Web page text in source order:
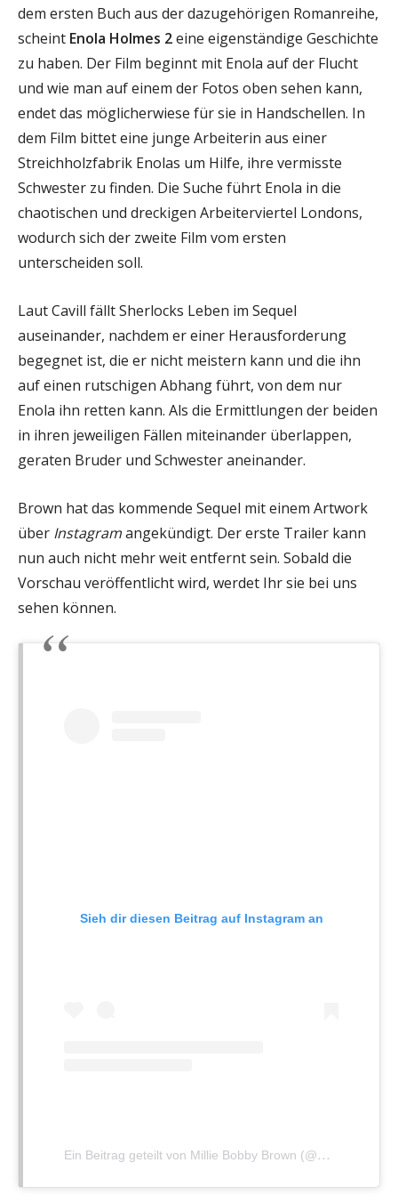
dem ersten Buch aus der dazugehörigen Romanreihe,
scheint Enola Holmes 2eine eigenständige Geschichte
zu haben. Der Film beginnt mit Enola auf der Flucht
und wie man auf einem der Fotos oben sehen kann,
endet das möglicherwiese für sie in Handschellen. In
dem Film bittet eine junge Arbeiterin aus einer
Streichholzfabrik Enolas um Hilfe, ihre vermisste
Schwester zu finden. Die Suche führt Enola in die
chaotischen und dreckigen Arbeiterviertel Londons,
wodurch sich der zweite Film vom ersten
unterscheiden soll.
Laut Cavill fällt Sherlocks Leben im Sequel
auseinander, nachdem er einer Herausforderung
begegnet ist, die er nicht meistern kann und die ihn
auf einen rutschigen Abhang führt, von dem nur
Enola ihn retten kann. Als die Ermittlungen der beiden
in ihren jeweiligen Fällen miteinander überlappen,
geraten Bruder und Schwester aneinander.
Brown hat das kommende Sequel mit einem Artwork
über Instagramangekündigt. Der erste Trailer kann
nun auch nicht mehr weit entfernt sein. Sobald die
Vorschau veröffentlicht wird, werdet Ihr sie bei uns
sehen können.
Sieh dir diesen Beitrag auf Instagram an
Ein Beitrag geteilt von Millie Bobby Brown (@milliebobbybrown)